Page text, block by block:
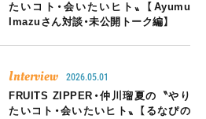
たいコト・会いたいヒト〟【Ayumu
Imazuさん対談・未公開トーク編】
Interview 2026.05.01
FRUITS ZIPPER・仲川瑠夏の〝やり
たいコト・会いたいヒト〟【るなぴの